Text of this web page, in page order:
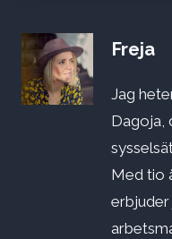
Freja
Jag
Dagoja,
Med tio
erbjuder